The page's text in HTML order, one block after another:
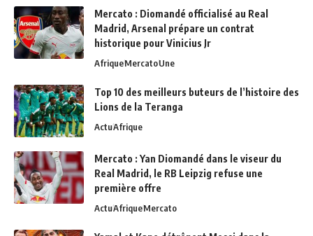
Mercato : Diomandé officialisé au Real
Madrid, Arsenal prépare un contrat
historique pour Vinicius Jr
AfriqueMercatoUne
Top 10 des meilleurs buteurs de l’histoire des
Lions de la Teranga
ActuAfrique
Mercato : Yan Diomandé dans le viseur du
Real Madrid, le RB Leipzig refuse une
première offre
ActuAfriqueMercato